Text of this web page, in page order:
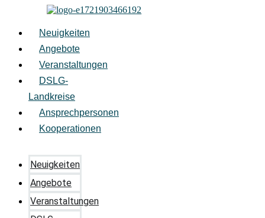
springen
Neuigkeiten
Angebote
Veranstaltungen
DSLG-
Landkreise
Ansprechpersonen
Kooperationen
Neuigkeiten
Angebote
Veranstaltungen